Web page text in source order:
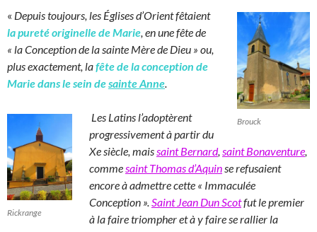
Brouck
« Depuis toujours, les Églises d’Orient fêtaient
la pureté originelle de Marie, en une fête de
« la Conception de la sainte Mère de Dieu » ou,
plus exactement, lafête de la conception de
Marie dans le sein desainte Anne.
Rickrange
Les Latins l’adoptèrent
progressivement à partir du
Xe siècle, maissaint Bernard, saint Bonaventure,
commesaint Thomas d’Aquinse refusaient
encore à admettre cette « Immaculée
Conception ».Saint Jean Dun Scotfut le premier
à la faire triompher et à y faire se rallier la